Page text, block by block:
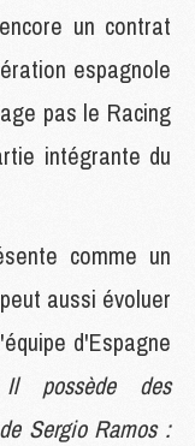
un contrat
espagnole
pas le Racing
intégrante du
comme un
aussi évoluer
d'Espagne
possède des
Sergio Ramos :